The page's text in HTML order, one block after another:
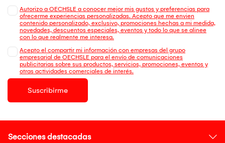
Autorizo a OECHSLE a conocer mejor mis gustos y preferencias para
ofrecerme experiencias personalizadas. Acepto que me envien
contenido personalizado, exclusivo, promociones hechas a mi medida,
novedades, descuentos especiales, eventos y todo lo que se alinee
con lo que realmente me interesa.
Acepto el compartir mi información con empresas del grupo
empresarial de OECHSLE para el envío de comunicaciones
publicitarias sobre sus productos, servicios, promociones, eventos y
otras actividades comerciales de interés.
Suscribirme
Secciones destacadas